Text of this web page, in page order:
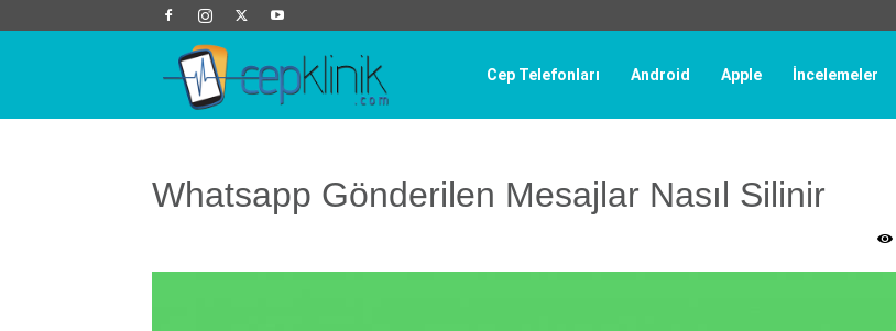
Cep Telefonları Android Apple İncelemeler
Whatsapp Gönderilen Mesajlar Nasıl Silinir